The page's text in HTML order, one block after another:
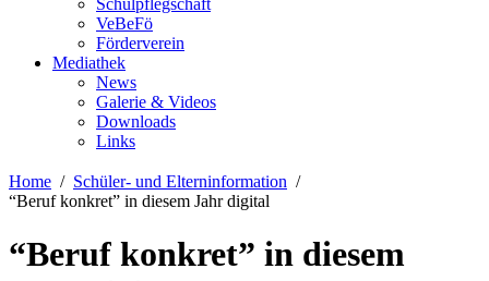
Schulpflegschaft
VeBeFö
Förderverein
Mediathek
News
Galerie & Videos
Downloads
Links
Home
Schüler- und Elterninformation
“Beruf konkret” in diesem Jahr digital
“Beruf konkret” in diesem